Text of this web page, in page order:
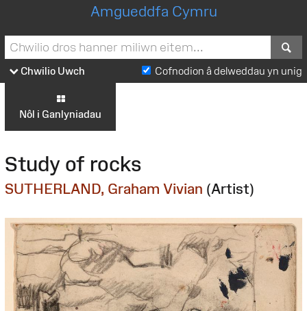
Amgueddfa Cymru
Chwilio Uwch Cofnodion â delweddau yn unig
Nôl i Ganlyniadau
Study of rocks
SUTHERLAND, Graham Vivian (Artist)